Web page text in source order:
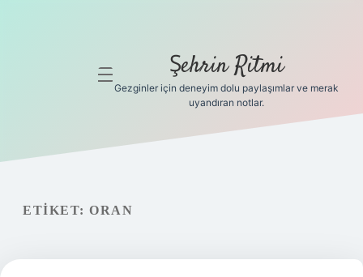
Gizlilik
Yasal Uyarı
Hakkımızda
menüyü
Şehrin Ritmi
Gezginler için deneyim dolu paylaşımlar ve merak
uyandıran notlar.
ETIKET: ORAN